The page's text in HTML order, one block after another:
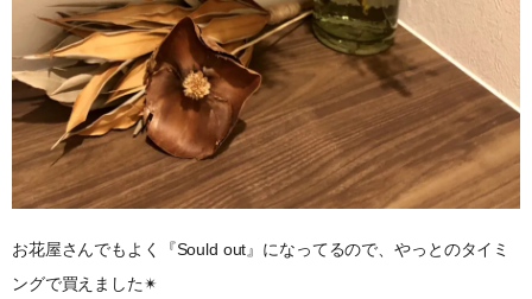
お花屋さんでもよく『Sould out』になってるので、やっとのタイミ
ングで買えました✴︎